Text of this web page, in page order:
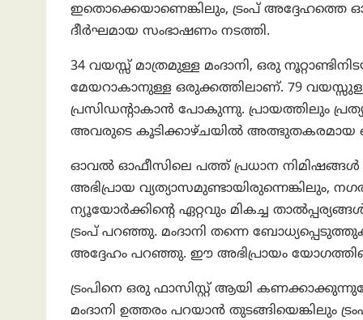
ഇതൊക്കെയാണെങ്കിലും, ട്രംപ്
ദീർഘമായ സംഭാഷണം നടത്തി.
34 വയസ്സ് മാത്രമുള്ള മംദാനി, ഒരു
മേയറാകാനുള്ള ഒരുക്കത്തിലാണ്. 79 വയസ്സുള്ള
പ്രസിഡന്റാകാൻ പോകുന്നു. പ്രായത്തിലും
അവരുടെ കൂടിക്കാഴ്ചയിൽ അത്ഭുതകരമായ ഒരു
ഓവൽ ഓഫീസിലെ പത്ത് പ്രധാന നിമിഷങ്ങൾ
അഭിപ്രായ വ്യത്യാസമുണ്ടായിരുന്നെങ്കിലും,
ന്യൂയോർക്കിന്റെ ഏറ്റവും മികച്ച
ട്രംപ് പറഞ്ഞു. മംദാനി തന്നെ
അദ്ദേഹം പറഞ്ഞു. ഈ അഭിപ്രായം
ട്രംപിനെ ഒരു ഫാസിസ്റ്റ് ആയി
മംദാനി ഉത്തരം പറയാൻ തുടങ്ങിയെങ്കിലും